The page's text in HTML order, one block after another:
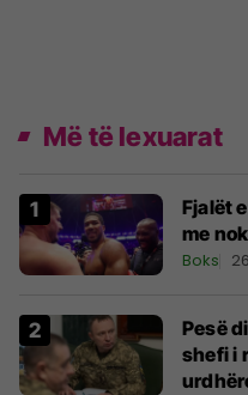
Më të lexuarat
Fjalët
me
Boks
Pesë
shefi i